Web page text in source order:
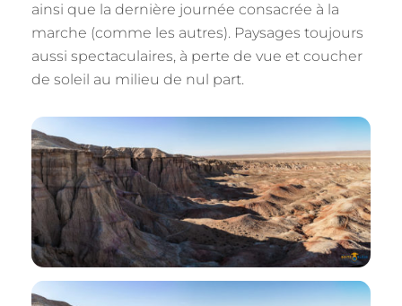
ainsi que la dernière journée consacrée à la
marche (comme les autres). Paysages toujours
aussi spectaculaires, à perte de vue et coucher
de soleil au milieu de nul part.